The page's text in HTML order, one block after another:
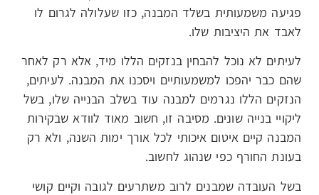
פגיעה משמעותית בשלד המבנה, כזו שעלולה לגרום לו
לאבד את היציבות שלו.
לעיתים לא נוכל להבחין בנזקים הללו מיד, אלא רק לאחר
שהם כבר יהפכו למשמעותיים ויסכנו את המבנה. לעיתים,
הנזקים הללו נגרמים למבנה עוד בשלב הבנייה שלו, בשל
ליקויי בנייה שונים. מסיבה זו, חשוב מאוד לוודא שבקירות
המבנה קיים איטום איכותי לכל אורך ימות השנה, ולא רק
בעונת החורף כפי שנהוג לחשוב.
בשל העובדה שמבנים לרוב משתרעים לגובה וקיים קושי